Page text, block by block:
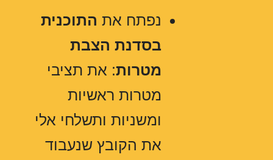
נפתח את התוכנית
בסדנת הצבת
מטרות: את תציבי
מטרות ראשיות
ומשניות ותשלחי אלי
את הקובץ שנעבוד